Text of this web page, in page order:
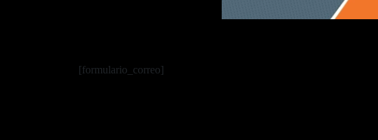
[formulario_correo]